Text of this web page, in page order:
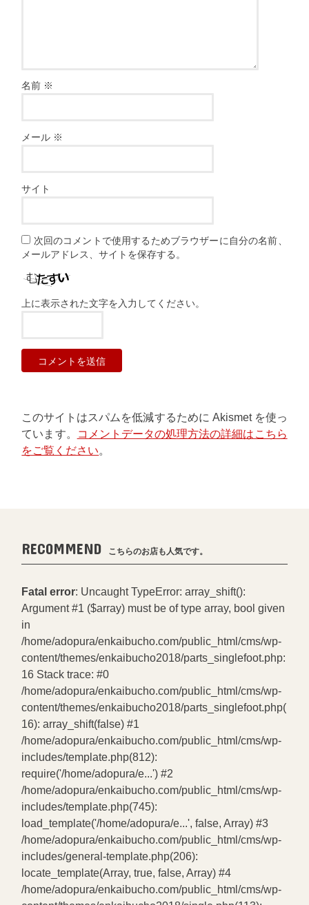
名前 ※
メール ※
サイト
次回のコメントで使用するためブラウザーに自分の名前、
メールアドレス、サイトを保存する。
上に表示された文字を入力してください。
このサイトはスパムを低減するために Akismet を使っ
ています。
コメントデータの処理方法の詳細はこちら
をご覧ください。
RECOMMEND こちらのお店も人気です。
Fatal error: Uncaught TypeError: array_shift():
Argument #1 ($array) must be of type array, bool given
in
/home/adopura/enkaibucho.com/public_html/cms/wp-
content/themes/enkaibucho2018/parts_singlefoot.php:
16 Stack trace: #0
/home/adopura/enkaibucho.com/public_html/cms/wp-
content/themes/enkaibucho2018/parts_singlefoot.php(
16): array_shift(false) #1
/home/adopura/enkaibucho.com/public_html/cms/wp-
includes/template.php(812):
require('/home/adopura/e...') #2
/home/adopura/enkaibucho.com/public_html/cms/wp-
includes/template.php(745):
load_template('/home/adopura/e...', false, Array) #3
/home/adopura/enkaibucho.com/public_html/cms/wp-
includes/general-template.php(206):
locate_template(Array, true, false, Array) #4
/home/adopura/enkaibucho.com/public_html/cms/wp-